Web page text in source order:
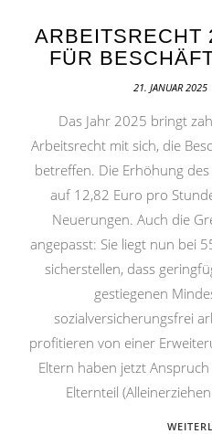
ARBEITSRECHT
FÜR
21. JANUAR 2025
Das Jahr 2025 bringt
Arbeitsrecht mit sich, die
betreffen. Die Erhöhung
auf 12,82 Euro pro
Neuerungen. Auch die
angepasst: Sie liegt nun bei
sicherstellen, dass
gestiegenen
sozialversicherungsfrei
profitieren von einer
Eltern haben jetzt
Elternteil